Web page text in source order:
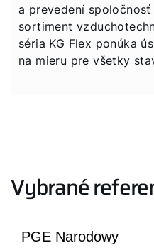
a prevedení spoločnosť
sortiment
séria KG Flex ponúka
na mieru pre všetky
Vybrané